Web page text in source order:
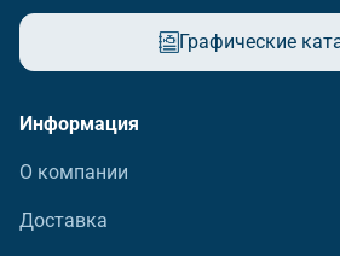
Графические
Информация
О компании
Доставка